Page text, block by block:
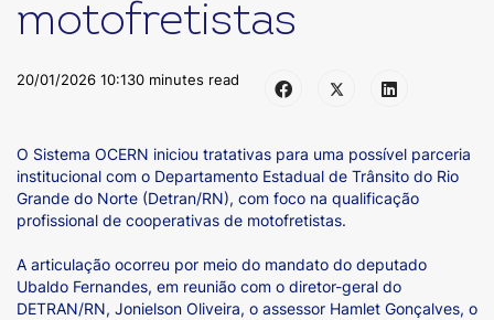
motofretistas
20/01/2026 10:130 minutes read
O Sistema OCERN iniciou tratativas para uma possível parceria
institucional com o Departamento Estadual de Trânsito do Rio
Grande do Norte (Detran/RN), com foco na qualificação
profissional de cooperativas de motofretistas.
A articulação ocorreu por meio do mandato do deputado
Ubaldo Fernandes, em reunião com o diretor-geral do
DETRAN/RN, Jonielson Oliveira, o assessor Hamlet Gonçalves, o